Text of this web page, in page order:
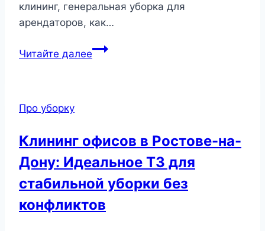
клининг, генеральная уборка для
арендаторов, как…
Читайте далее
Про уборку
Клининг офисов в Ростове-на-
Дону: Идеальное ТЗ для
стабильной уборки без
конфликтов